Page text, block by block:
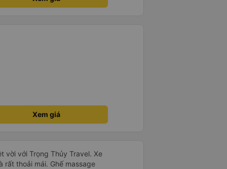
vào ban đêm để tránh làm
Xem giá
vời với Trọng Thủy Travel. Xe
rất thoải mái. Ghế massage